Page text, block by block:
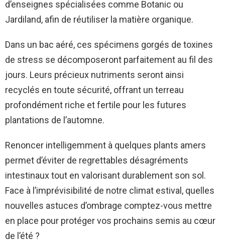
d’enseignes spécialisées comme Botanic ou
Jardiland, afin de réutiliser la matière organique.
Dans un bac aéré, ces spécimens gorgés de toxines
de stress se décomposeront parfaitement au fil des
jours. Leurs précieux nutriments seront ainsi
recyclés en toute sécurité, offrant un terreau
profondément riche et fertile pour les futures
plantations de l’automne.
Renoncer intelligemment à quelques plants amers
permet d’éviter de regrettables désagréments
intestinaux tout en valorisant durablement son sol.
Face à l’imprévisibilité de notre climat estival, quelles
nouvelles astuces d’ombrage comptez-vous mettre
en place pour protéger vos prochains semis au cœur
de l’été ?